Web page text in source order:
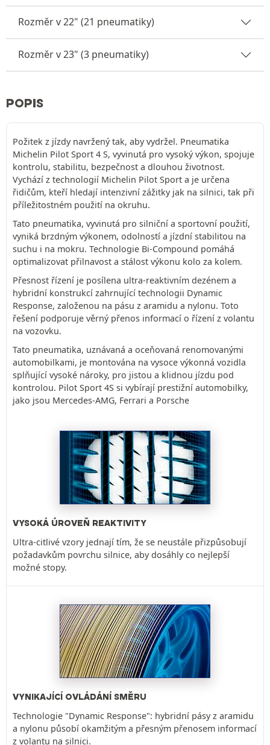
Rozměr v 22" (21 pneumatiky)
Rozměr v 23" (3 pneumatiky)
POPIS
Požitek z jízdy navržený tak, aby vydržel. Pneumatika
Michelin Pilot Sport 4 S, vyvinutá pro vysoký výkon, spojuje
kontrolu, stabilitu, bezpečnost a dlouhou životnost.
Vychází z technologií Michelin Pilot Sport a je určena
řidičům, kteří hledají intenzivní zážitky jak na silnici, tak při
příležitostném použití na okruhu.
Tato pneumatika, vyvinutá pro silniční a sportovní použití,
vyniká brzdným výkonem, odolností a jízdní stabilitou na
suchu i na mokru. Technologie Bi-Compound pomáhá
optimalizovat přilnavost a stálost výkonu kolo za kolem.
Přesnost řízení je posílena ultra-reaktivním dezénem a
hybridní konstrukcí zahrnující technologii Dynamic
Response, založenou na pásu z aramidu a nylonu. Toto
řešení podporuje věrný přenos informací o řízení z volantu
na vozovku.
Tato pneumatika, uznávaná a oceňovaná renomovanými
automobilkami, je montována na vysoce výkonná vozidla
splňující vysoké nároky, pro jistou a klidnou jízdu pod
kontrolou. Pilot Sport 4S si vybírají prestižní automobilky,
jako jsou Mercedes-AMG, Ferrari a Porsche
VYSOKÁ ÚROVEŇ REAKTIVITY
Ultra-citlivé vzory jednají tím, že se neustále přizpůsobují
požadavkům povrchu silnice, aby dosáhly co nejlepší
možné stopy.
VYNIKAJÍCÍ OVLÁDÁNÍ SMĚRU
Technologie "Dynamic Response": hybridní pásy z aramidu
a nylonu působí okamžitým a přesným přenosem informací
z volantu na silnici.